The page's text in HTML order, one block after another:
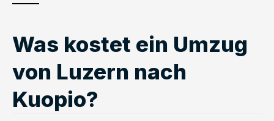
Was kostet ein Umzug
von Luzern nach
Kuopio?